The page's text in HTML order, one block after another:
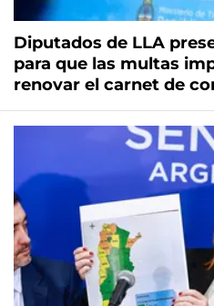
Diputados de LLA
para que las multas
renovar el carnet de